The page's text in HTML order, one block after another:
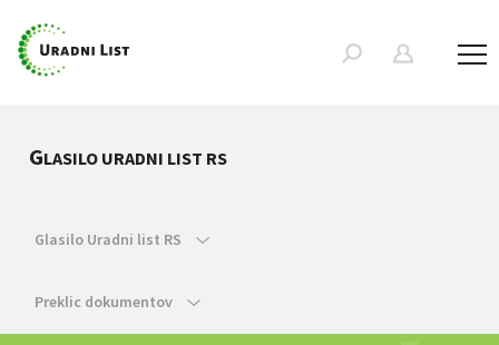
GLASILO URADNI LIST RS
Glasilo Uradni list RS
Preklic dokumentov